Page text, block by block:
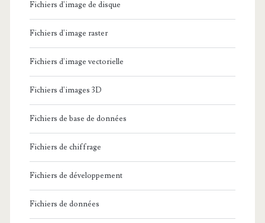
Fichiers d'image de disque
Fichiers d'image raster
Fichiers d'image vectorielle
Fichiers d'images 3D
Fichiers de base de données
Fichiers de chiffrage
Fichiers de développement
Fichiers de données